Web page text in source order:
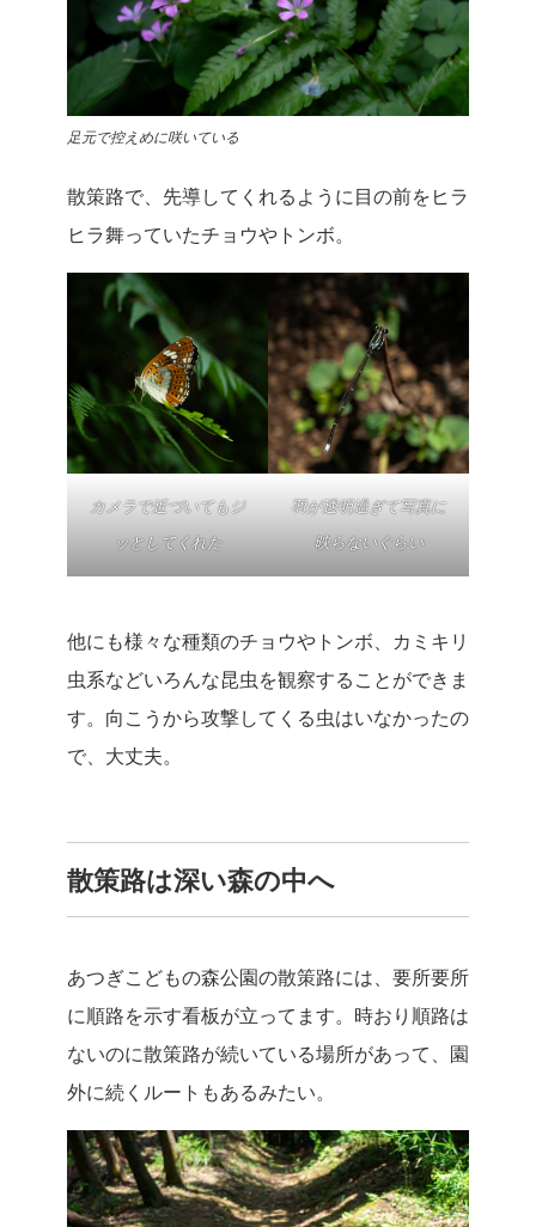
足元で控えめに咲いている
散策路で、先導してくれるように目の前をヒラ
ヒラ舞っていたチョウやトンボ。
カメラで近づいてもジ
ッとしてくれた
羽が透明過ぎて写真に
映らないぐらい
他にも様々な種類のチョウやトンボ、カミキリ
虫系などいろんな昆虫を観察することができま
す。向こうから攻撃してくる虫はいなかったの
で、大丈夫。
散策路は深い森の中へ
あつぎこどもの森公園の散策路には、要所要所
に順路を示す看板が立ってます。時おり順路は
ないのに散策路が続いている場所があって、園
外に続くルートもあるみたい。